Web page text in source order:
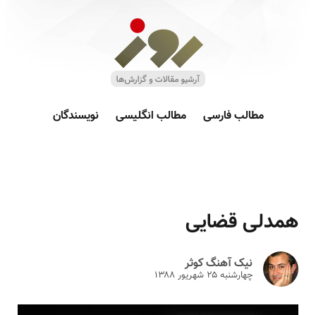
مطالب فارسی مطالب انگلیسی نویسندگان
همدلی قضایی
نیک آهنگ کوثر
چهارشنبه ۲۵ شهريور ۱۳۸۸